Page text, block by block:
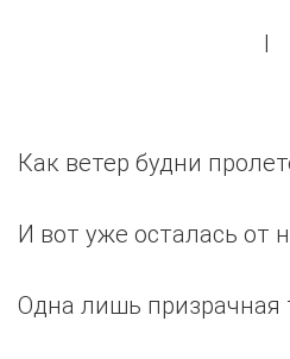
I
Как ветер будни
И вот уже осталась от
Одна лишь призрачная